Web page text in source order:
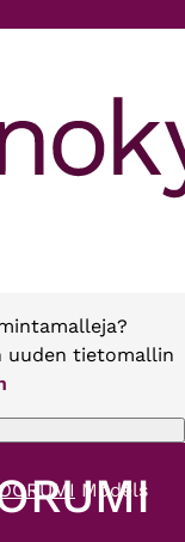
uuden tietomallin
Models